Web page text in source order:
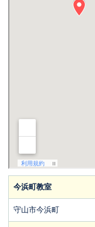
今浜町教室
守山市今浜町